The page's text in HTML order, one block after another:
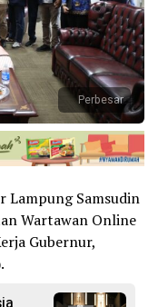
Perbesar
Lampung Samsudin
Wartawan Online
Gubernur,